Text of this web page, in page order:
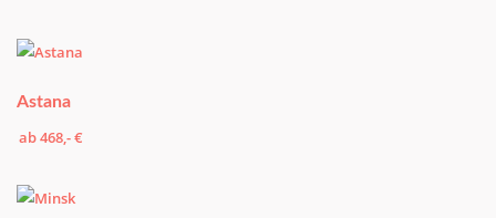
Astana
ab 468,- €